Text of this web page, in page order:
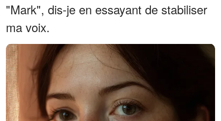
"Mark", dis-je en essayant de stabiliser
ma voix.